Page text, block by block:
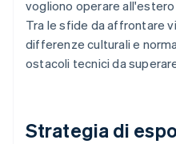
vogliono operare
Tra le sfide da affrontare
differenze culturali e
ostacoli tecnici da
Strategia di